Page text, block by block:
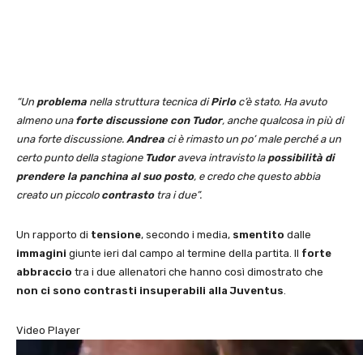
“Un problema nella struttura tecnica diPirloc’è stato. Ha avuto
almeno una forte discussione con Tudor, anche qualcosa in più di
una forte discussione. Andrea ci è rimasto un po’ male perché a un
certo punto della stagione Tudoraveva intravisto la possibilità di
prendere la panchina al suo posto, e credo che questo abbia
creato un piccolo contrastotra i due”.
Un rapporto di tensione, secondo i media, smentito dalle
immagini giunte ieri dal campo al termine della partita. Il forte
abbraccio tra i due allenatori che hanno così dimostrato che
non ci sono contrasti insuperabili alla Juventus
Video Player